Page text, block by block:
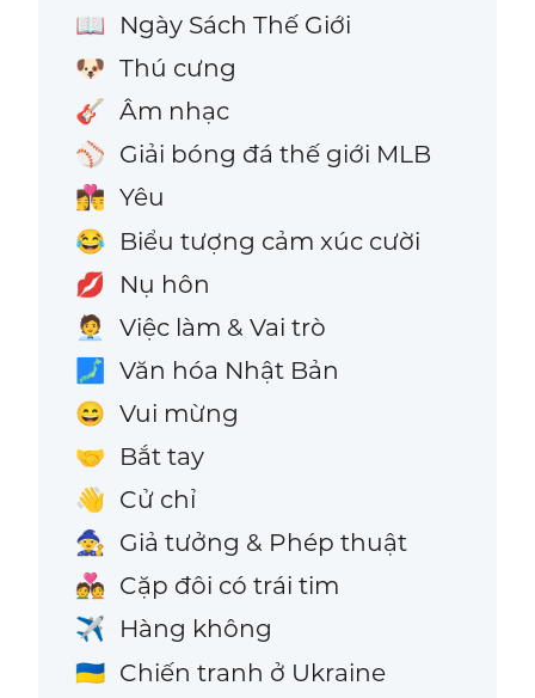
📖 Ngày Sách Thế Giới
🐶 Thú cưng
🎸 Âm nhạc
⚾ Giải bóng đá thế giới MLB
👩‍❤️‍💋‍👨 Yêu
😂 Biểu tượng cảm xúc cười
💋 Nụ hôn
🧑‍💼 Việc làm & Vai trò
🗾 Văn hóa Nhật Bản
😄 Vui mừng
🤝 Bắt tay
👋 Cử chỉ
🧙 Giả tưởng & Phép thuật
💑 Cặp đôi có trái tim
✈️ Hàng không
🇺🇦 Chiến tranh ở Ukraine